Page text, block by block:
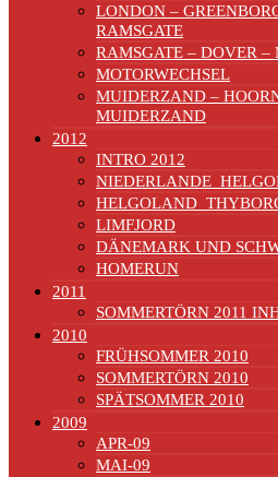
LONDON –
RAMSGATE
RAMSGATE – DOVER
MOTORWECHSEL
MUIDERZAND –
MUIDERZAND
2012
INTRO 2012
LIMFJORD
DÄNEMARK UND
HOMERUN
2011
SOMMERTÖRN 2011
2010
FRÜHSOMMER 2010
SOMMERTÖRN 2010
SPÄTSOMMER 2010
2009
APR-09
MAI-09